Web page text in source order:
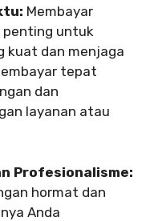
Membayar
untuk
kuat dan menjaga
tepat
dan
layanan atau
Profesionalisme:
hormat dan
Anda